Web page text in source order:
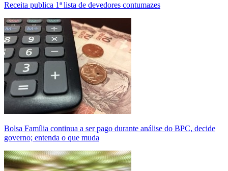
Receita publica 1ª lista de devedores contumazes
Bolsa Família continua a ser pago durante análise do BPC, decide
governo; entenda o que muda